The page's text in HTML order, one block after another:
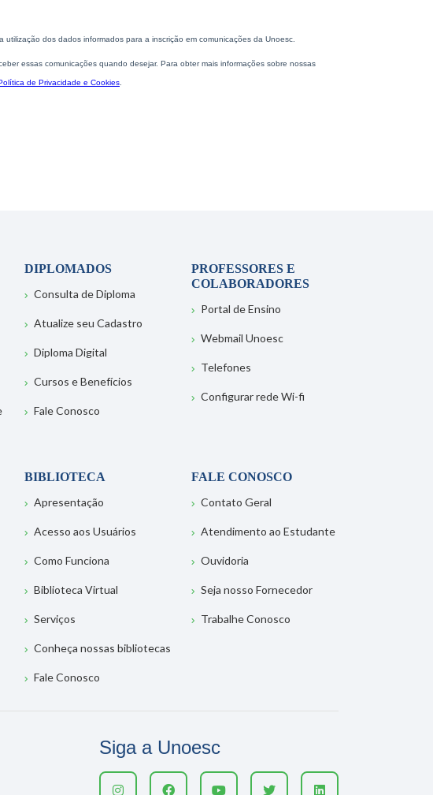
DIPLOMADOS
Consulta de Diploma
Atualize seu Cadastro
Diploma Digital
Cursos e Benefícios
Fale Conosco
PROFESSORES E
COLABORADORES
Portal de Ensino
Webmail Unoesc
Telefones
Configurar rede Wi-fi
BIBLIOTECA
Apresentação
Acesso aos Usuários
Como Funciona
Biblioteca Virtual
Serviços
Conheça nossas bibliotecas
Fale Conosco
FALE CONOSCO
Contato Geral
Atendimento ao Estudante
Ouvidoria
Seja nosso Fornecedor
Trabalhe Conosco
Siga a Unoesc